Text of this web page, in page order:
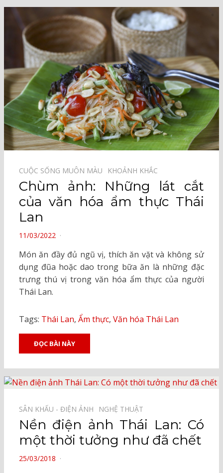
CUỘC SỐNG MUÔN MÀU⠀ KHOẢNH KHẮC⠀
Chùm ảnh: Những lát cắt
của văn hóa ẩm thực Thái
Lan
POSTED
11/03/2022
Món ăn đầy đủ ngũ vị, thích ăn vặt và không sử
dụng đũa hoặc dao trong bữa ăn là những đặc
trưng thú vị trong văn hóa ẩm thực của người
Thái Lan.
Tags: Thái Lan, Ẩm thực, Văn hóa Thái Lan
ĐỌC BÀI NÀY
SÂN KHẤU - ĐIỆN ẢNH⠀ NGHỆ THUẬT⠀
Nền điện ảnh Thái Lan: Có
một thời tưởng như đã chết
POSTED
25/03/2018